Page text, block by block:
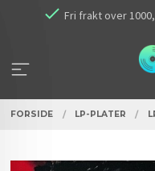
Fri frakt over
FORSIDE LP-PLATER